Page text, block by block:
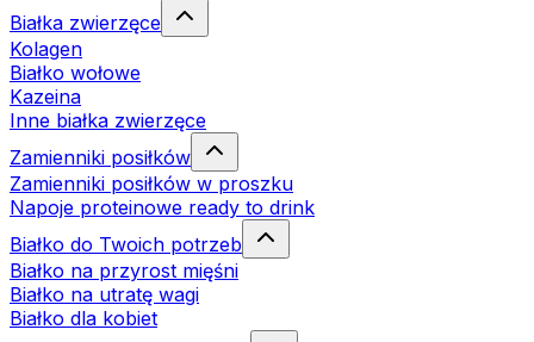
Białka zwierzęce
Kolagen
Białko wołowe
Kazeina
Inne białka zwierzęce
Zamienniki posiłków
Zamienniki posiłków w proszku
Napoje proteinowe ready to drink
Białko do Twoich potrzeb
Białko na przyrost mięśni
Białko na utratę wagi
Białko dla kobiet